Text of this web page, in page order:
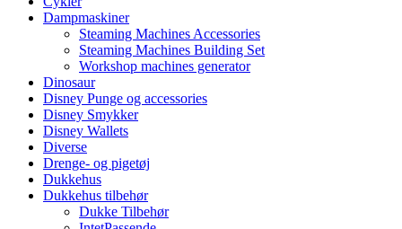
Dampmaskiner
Steaming Machines Accessories
Steaming Machines Building Set
Workshop machines generator
Dinosaur
Disney Punge og accessories
Disney Smykker
Disney Wallets
Diverse
Drenge- og pigetøj
Dukkehus
Dukkehus tilbehør
Dukke Tilbehør